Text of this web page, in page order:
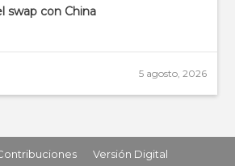
swap con China
5 agosto, 2026
Versión Digital